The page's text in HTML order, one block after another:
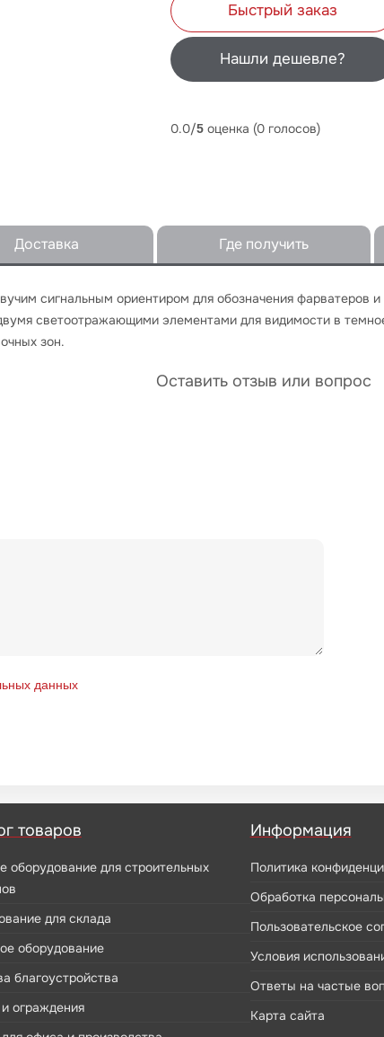
Быстрый заказ
Нашли дешевле?
0.0/5оценка (0 голосов)
Доставка Где получить
сигнальным ориентиром для обозначения фарватеров
светоотражающими элементами для видимости в
зон.
Оставить отзыв или вопрос
данных
товаров
оборудование для строительных
для склада
оборудование
благоустройства
ограждения
Информация
Политика
Обработка
Пользовательское
Условия
Ответы на частые
Карта сайта